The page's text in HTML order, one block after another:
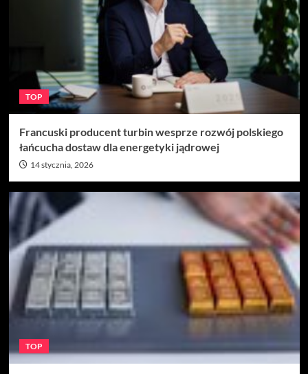
TOP
Francuski producent turbin wesprze rozwój polskiego
łańcucha dostaw dla energetyki jądrowej
14 stycznia, 2026
TOP